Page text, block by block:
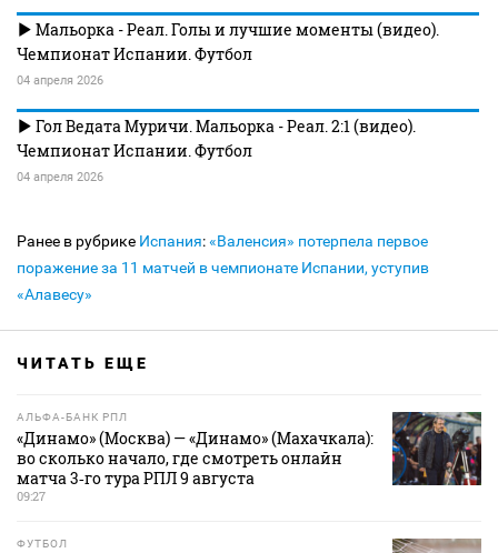
Мальорка - Реал. Голы и лучшие моменты (видео).
Чемпионат Испании. Футбол
04 апреля 2026
Гол Ведата Муричи. Мальорка - Реал. 2:1 (видео).
Чемпионат Испании. Футбол
04 апреля 2026
Ранее в рубрике Испания:«Валенсия» потерпела первое
поражение за 11 матчей в чемпионате Испании, уступив
«Алавесу»
ЧИТАТЬ ЕЩЕ
АЛЬФА-БАНК РПЛ
«Динамо» (Москва) — «Динамо» (Махачкала):
во сколько начало, где смотреть онлайн
матча 3‑го тура РПЛ 9 августа
09:27
ФУТБОЛ